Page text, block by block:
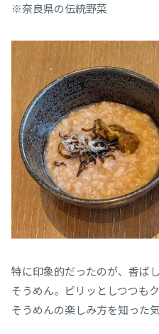
※奈良県の伝統野菜
特に印象的だったのが、香ば
そうめん。ピリッとしつつも
そうめんの楽しみ方を知った